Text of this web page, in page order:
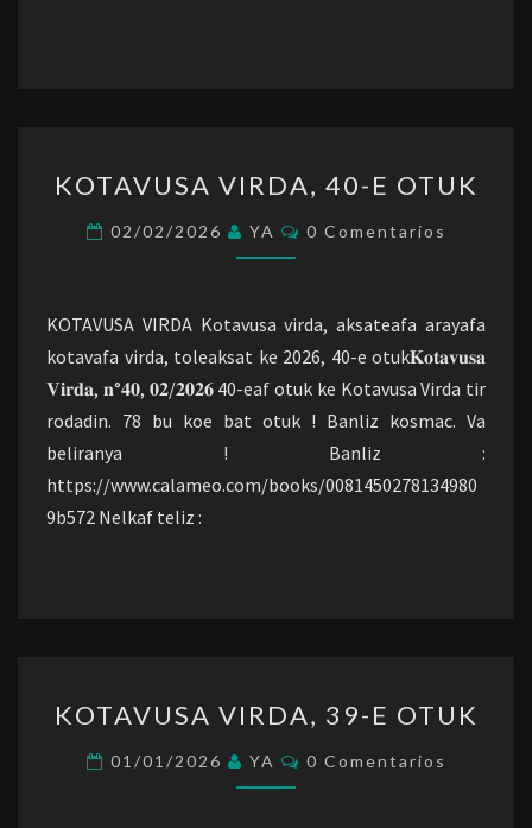
VIRDA,
40-
E
KOTAVUSA VIRDA, 40-E OTUK
02/02/2026 YA Comentarios
0 Comentarios
KOTAVUSA VIRDA Kotavusa virda, aksateafa arayafa
kotavafa virda, toleaksat ke 2026, 40-e otuk𝐊𝐨𝐭𝐚𝐯𝐮𝐬𝐚
𝐕𝐢𝐫𝐝𝐚, 𝐧°𝟒𝟎, 𝟎𝟐/𝟐𝟎𝟐𝟔 40-eaf otuk ke Kotavusa Virda tir
rodadin. 78 bu koe bat otuk ! Banliz kosmac. Va
beliranya ! Banliz :
https://www.calameo.com/books/0081450278134980
9b572 Nelkaf teliz :
VIRDA,
39-
E
KOTAVUSA VIRDA, 39-E OTUK
01/01/2026 YA Comentarios
0 Comentarios